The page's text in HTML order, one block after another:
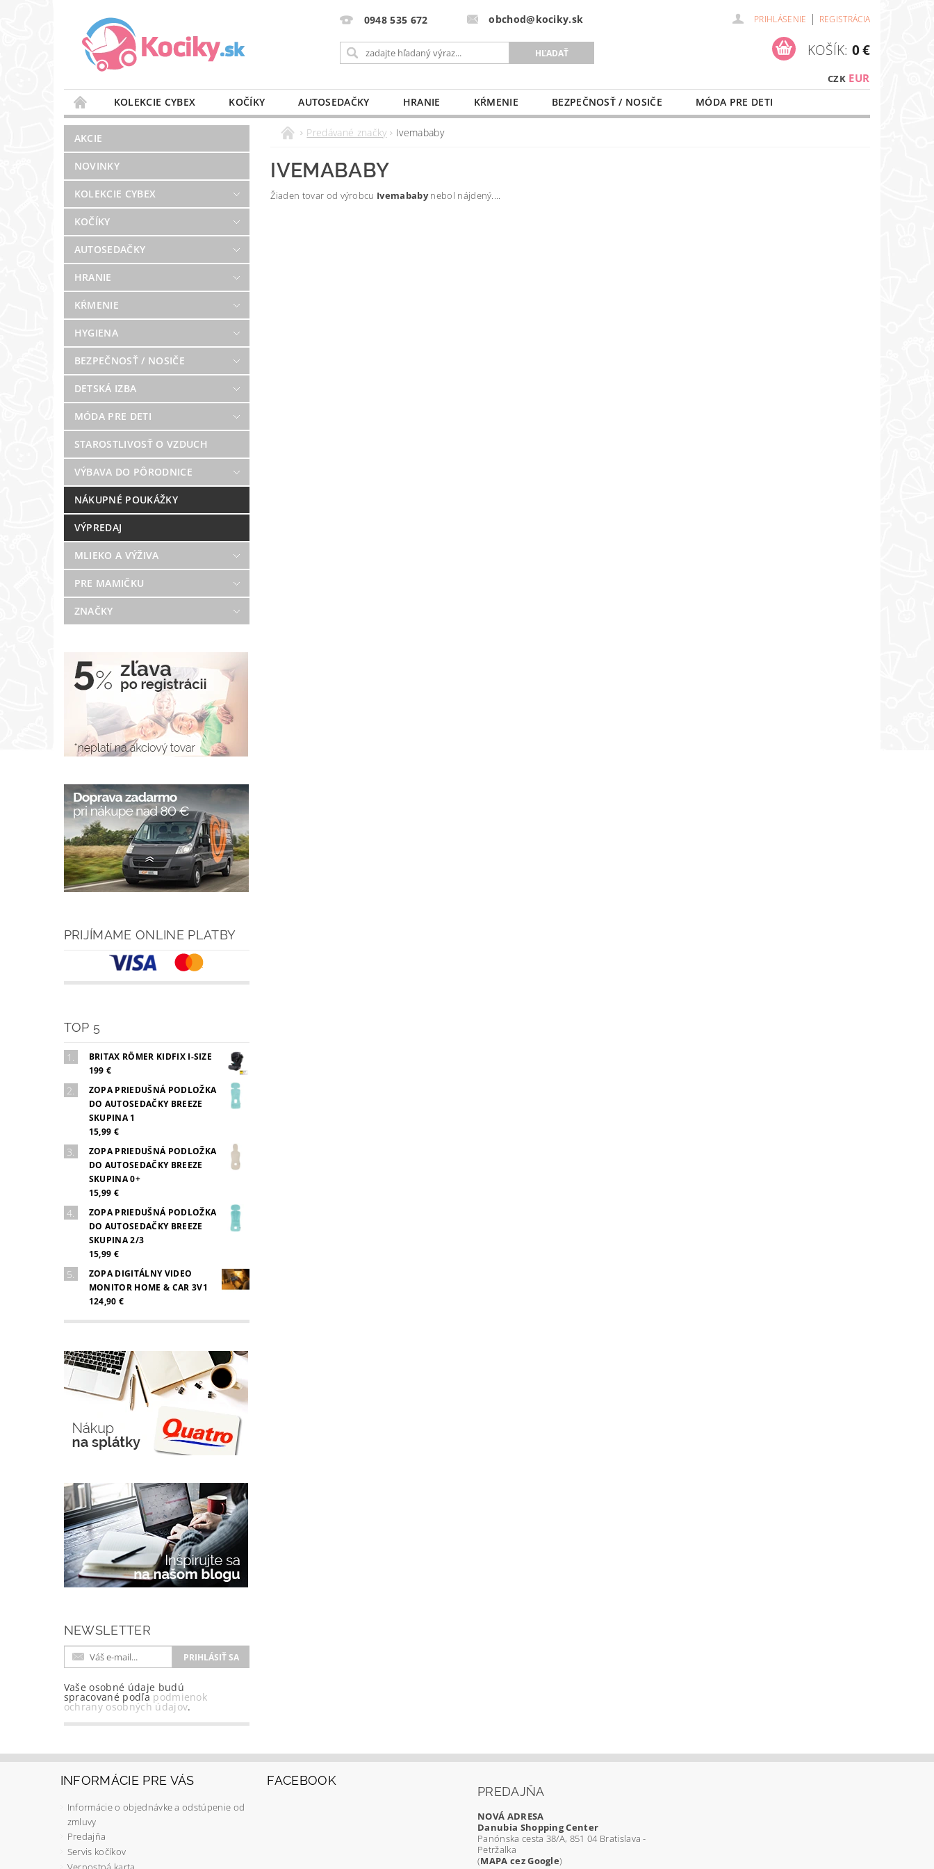
0948 535 672 obchod@kociky.sk PRIHLÁSENIE | REGISTRÁCIA
CZK EUR
KOŠÍK: 0 €
KOLEKCIE CYBEX KOČÍKY AUTOSEDAČKY HRANIE KŔMENIE BEZPEČNOSŤ / NOSIČE
MÓDA PRE DETI
STAROSTLIVOSŤ O VZDUCH
VÝBAVA DO PÔRODNICE MLIEKO A VÝŽIVA
BLOG
PREDAJŇA KONTAKT
AKCIE
NOVINKY
KOLEKCIE CYBEX
KOČÍKY
AUTOSEDAČKY
HRANIE
KŔMENIE
HYGIENA
BEZPEČNOSŤ / NOSIČE
DETSKÁ IZBA
MÓDA PRE DETI
STAROSTLIVOSŤ O VZDUCH
VÝBAVA DO PÔRODNICE
NÁKUPNÉ POUKÁŽKY
VÝPREDAJ
MLIEKO A VÝŽIVA
PRE MAMIČKU
ZNAČKY
PRIJÍMAME ONLINE PLATBY
TOP 5
BRITAX RÖMER KIDFIX I-SIZE
199 €
ZOPA PRIEDUŠNÁ PODLOŽKA
DO AUTOSEDAČKY BREEZE
SKUPINA 1
15,99 €
ZOPA PRIEDUŠNÁ PODLOŽKA
DO AUTOSEDAČKY BREEZE
SKUPINA 0+
15,99 €
ZOPA PRIEDUŠNÁ PODLOŽKA
DO AUTOSEDAČKY BREEZE
SKUPINA 2/3
15,99 €
ZOPA DIGITÁLNY VIDEO
MONITOR HOME & CAR 3V1
124,90 €
NEWSLETTER
Vaše osobné údaje budú
spracované podľa podmienok
ochrany osobných údajov.
Predávané značky Ivemababy
IVEMABABY
Žiaden tovar od výrobcu Ivemababynebol nájdený....
INFORMÁCIE PRE VÁS
Informácie o objednávke a odstúpenie od
zmluvy
Predajňa
Servis kočíkov
FACEBOOK
PREDAJŇA
NOVÁ ADRESA
Danubia Shopping Center
Panónska cesta 38/A, 851 04 Bratislava -
Petržalka
(MAPA cez Google)